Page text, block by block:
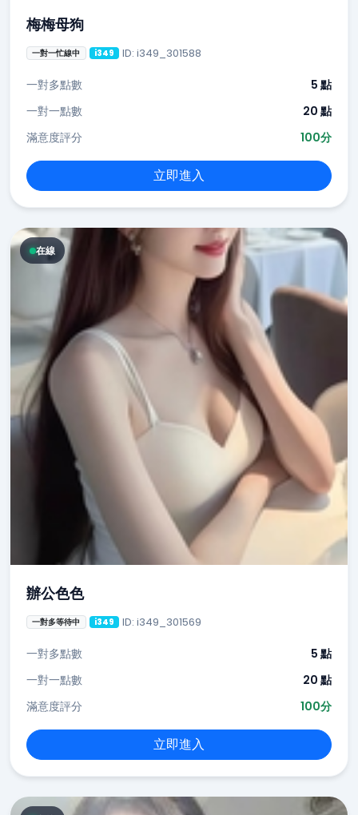
梅梅母狗
一對一忙線中 i349 ID: i349_301588
一對多點數
5 點
一對一點數
20 點
滿意度評分
100分
立即進入
在線
辦公色色
一對多等待中 i349 ID: i349_301569
一對多點數
5 點
一對一點數
20 點
滿意度評分
100分
立即進入